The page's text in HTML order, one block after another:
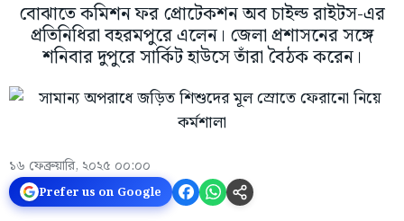
বোঝাতে কমিশন ফর প্রোটেকশন অব চাইল্ড রাইটস-এর
প্রতিনিধিরা বহরমপুরে এলেন। জেলা প্রশাসনের সঙ্গে
শনিবার দুপুরে সার্কিট হাউসে তাঁরা বৈঠক করেন।
১৬ ফেব্রুয়ারি, ২০২৫ ০০:০০
Prefer us on Google